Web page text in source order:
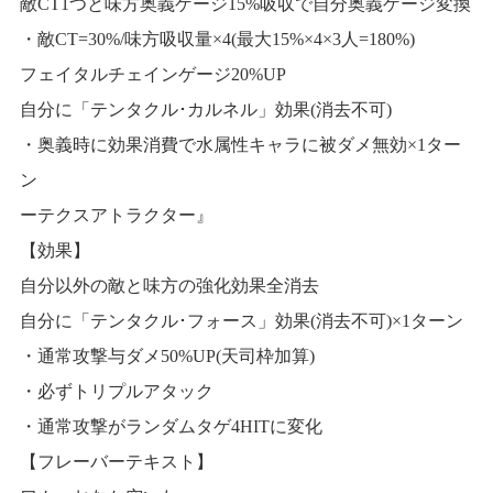
敵CT1つと味方奥義ゲージ15%吸収で自分奥義ゲージ変換
・敵CT=30%/味方吸収量×4(最大15%×4×3人=180%)
フェイタルチェインゲージ20%UP
自分に「テンタクル･カルネル」効果(消去不可)
・奥義時に効果消費で水属性キャラに被ダメ無効×1ター
ン
ーテクスアトラクター』
【効果】
自分以外の敵と味方の強化効果全消去
自分に「テンタクル･フォース」効果(消去不可)×1ターン
・通常攻撃与ダメ50%UP(天司枠加算)
・必ずトリプルアタック
・通常攻撃がランダムタゲ4HITに変化
【フレーバーテキスト】